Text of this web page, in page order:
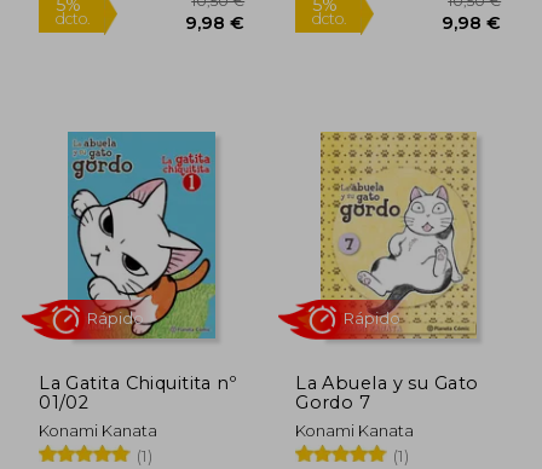
5%
dcto. 9,98 €
Rápido
5%
dcto.
Rápido
La Gatita Chiquitita nº
01/02
Konami Kanata
(1)
La Abuela y su Gato
Gordo 7
Konami Kanata
(1)